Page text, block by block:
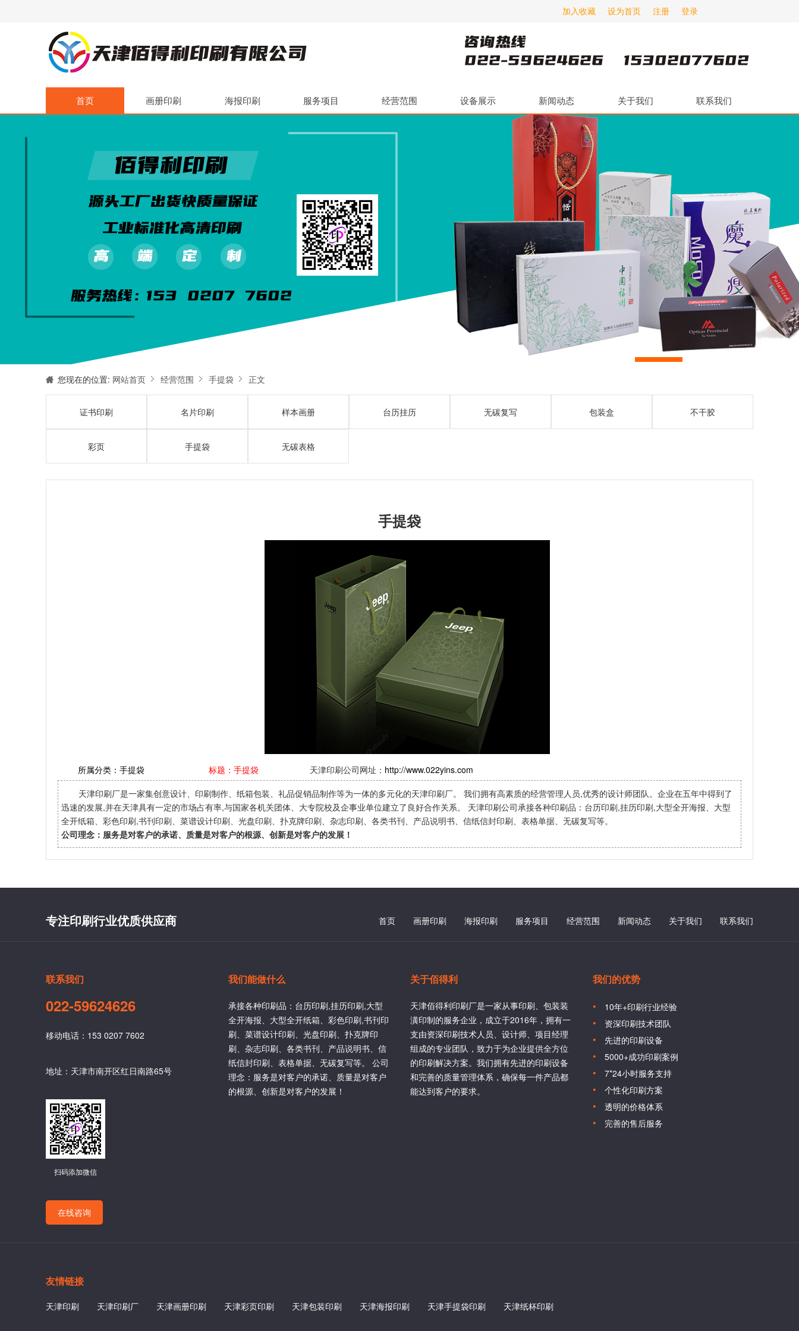
登录
注册
设为首页
加入收藏
首页 画册印刷 海报印刷 服务项目 经营范围 设备展示 新闻动态 关于我们 联系我们
您现在的位置: 网站首页 经营范围 手提袋 正文
证书印刷 名片印刷 样本画册 台历挂历 无碳复写 包装盒 不干胶
彩页 手提袋 无碳表格
手提袋
所属分类： 手提袋 标题：手提袋 天津印刷公司网址： http://www.022yins.com
天津印刷厂是一家集创意设计、印刷制作、纸箱包装、礼品促销品制作等为一体的多元化的天津印刷厂。 我们拥有高素质的经营管理人员,优秀的设计师团队。企业在五年中得到了
迅速的发展,并在天津具有一定的市场占有率,与国家各机关团体、大专院校及企事业单位建立了良好合作关系。 天津印刷公司承接各种印刷品：台历印刷,挂历印刷,大型全开海报、大型
全开纸箱、彩色印刷,书刊印刷、菜谱设计印刷、光盘印刷、扑克牌印刷、杂志印刷、各类书刊、产品说明书、信纸信封印刷、表格单据、无碳复写等。
公司理念：服务是对客户的承诺、质量是对客户的根源、创新是对客户的发展！
专注印刷行业优质供应商 首页 画册印刷 海报印刷 服务项目 经营范围 新闻动态 关于我们 联系我们
联系我们
022-59624626
移动电话：153 0207 7602
地址：天津市南开区红日南路65号
扫码添加微信
在线咨询
我们能做什么
承接各种印刷品：台历印刷,挂历印刷,大型
全开海报、大型全开纸箱、彩色印刷,书刊印
刷、菜谱设计印刷、光盘印刷、扑克牌印
刷、杂志印刷、各类书刊、产品说明书、信
纸信封印刷、表格单据、无碳复写等。 公司
理念：服务是对客户的承诺、质量是对客户
的根源、创新是对客户的发展！
关于佰得利
天津佰得利印刷厂是一家从事印刷、包装装
潢印制的服务企业，成立于2016年，拥有一
支由资深印刷技术人员、设计师、项目经理
组成的专业团队，致力于为企业提供全方位
的印刷解决方案。我们拥有先进的印刷设备
和完善的质量管理体系，确保每一件产品都
能达到客户的要求。
我们的优势
10年+印刷行业经验
资深印刷技术团队
先进的印刷设备
5000+成功印刷案例
7*24小时服务支持
个性化印刷方案
透明的价格体系
完善的售后服务
友情链接
天津印刷 天津印刷厂 天津画册印刷 天津彩页印刷 天津包装印刷 天津海报印刷 天津手提袋印刷 天津纸杯印刷